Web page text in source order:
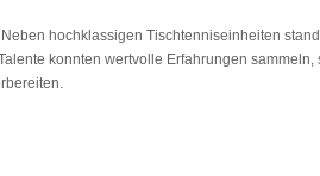
hochklassigen Tischtenniseinheiten
konnten wertvolle Erfahrungen sammeln,